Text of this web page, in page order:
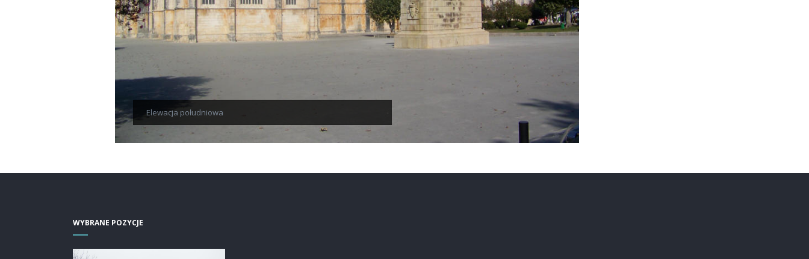
Elewacja południowa
WYBRANE POZYCJE